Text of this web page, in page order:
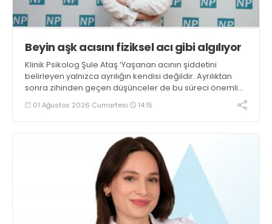
Beyin aşk acısını fiziksel acı gibi algılıyor
Klinik Psikolog Şule Ataş ‘Yaşanan acının şiddetini
belirleyen yalnızca ayrılığın kendisi değildir. Ayrılıktan
sonra zihinden geçen düşünceler de bu süreci önemli
ölçüde etkiler’ dedi
01 Ağustos 2026 Cumartesi 14:15